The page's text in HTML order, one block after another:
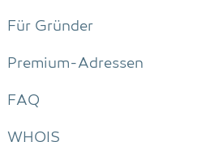
Für Grün­der
Pre­­mi­um-Adres­­sen
FAQ
WHOIS